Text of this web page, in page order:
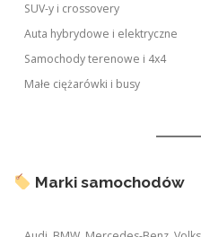
SUV-y i crossovery
Auta hybrydowe i elektryczne
Samochody terenowe i 4x4
Małe ciężarówki i busy
Marki samochodów